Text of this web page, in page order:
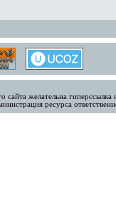
сайта желательна
ресурса